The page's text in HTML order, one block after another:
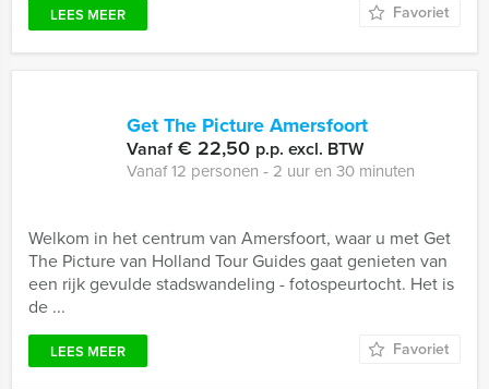
LEES MEER Favoriet
Get The Picture Amersfoort
Vanaf€ 22,50 p.p. excl. BTW
Vanaf 12 personen ‐ 2 uur en 30 minuten
Welkom in het centrum van Amersfoort, waar u met Get
The Picture van Holland Tour Guides gaat genieten van
een rijk gevulde stadswandeling - fotospeurtocht. Het is
de ...
LEES MEER Favoriet